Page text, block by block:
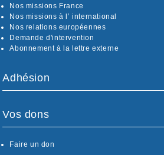
Nos missions France
Nos missions à l’ international
Nos relations européennes
Demande d'intervention
Abonnement à la lettre externe
Adhésion
Vos dons
Faire un don